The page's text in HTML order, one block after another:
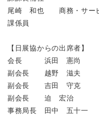
尾崎 和也 商務・サービ
課係員
【日展協からの出席者】
会長 浜田 憲尚
副会長 越野 滋夫
副会長 吉田 守克
副会長 迫 宏治
事務局長 田中 五十一